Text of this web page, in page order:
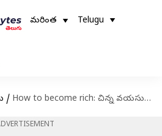
మరింత Telugu
/ How to become rich: చిన్న వయసులోనే రిటైర్‌ అయ్యి హాయిగా జీవించాలనుకుంటున్నారా? ఈ అలవాట్లు ఉండాల్సిందే!